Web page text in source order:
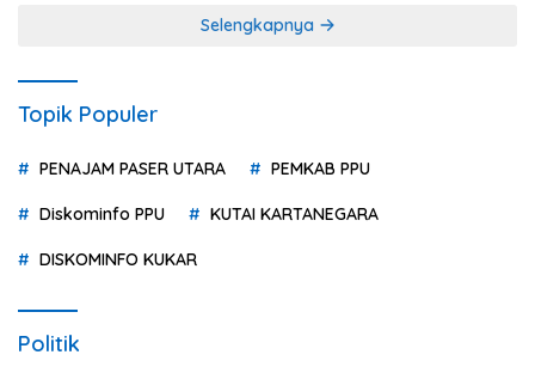
Selengkapnya
Topik Populer
PENAJAM PASER UTARA PEMKAB PPU
Diskominfo PPU KUTAI KARTANEGARA
DISKOMINFO KUKAR
Politik